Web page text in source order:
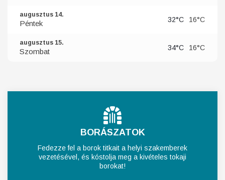
augusztus 14.
Péntek 32°C 16°C
augusztus 15.
Szombat 34°C 16°C
BORÁSZATOK
Fedezze fel a borok titkait a helyi szakemberek
vezetésével, és kóstolja meg a kivételes tokaji
borokat!